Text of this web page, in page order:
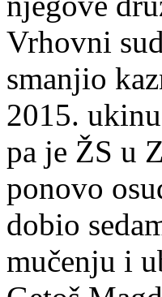
Vrhovni
smanjio
2015.
pa je ŽS u
ponovo
dobio
mučenju i